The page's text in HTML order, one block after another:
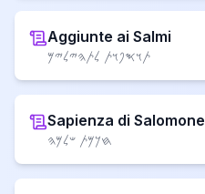
Aggiunte ai Salmi
𐤕𐤅𐤎𐤐𐤅𐤕 𐤋𐤕𐤄𐤉𐤋𐤉𐤌
Sapienza di Salomone
𐤇𐤊𐤌𐤕 𐤔𐤋𐤌𐤄